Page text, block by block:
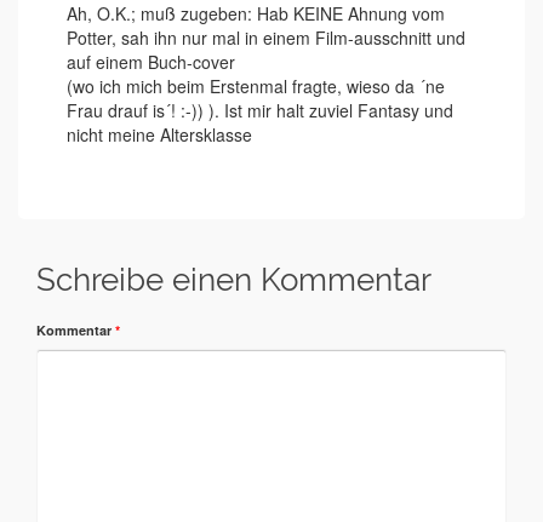
Ah, O.K.; muß zugeben: Hab KEINE Ahnung vom
Potter, sah ihn nur mal in einem Film-ausschnitt und
auf einem Buch-cover
(wo ich mich beim Erstenmal fragte, wieso da ´ne
Frau drauf is´! :-)) ). Ist mir halt zuviel Fantasy und
nicht meine Altersklasse
Schreibe einen Kommentar
Kommentar *